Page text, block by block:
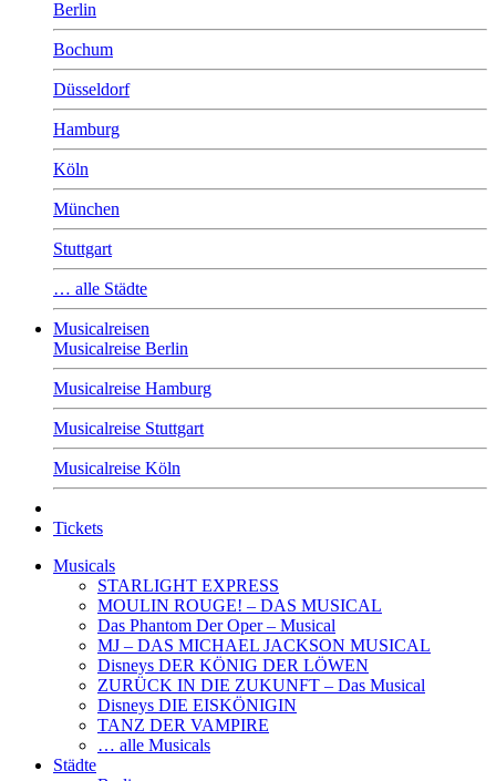
Berlin
Bochum
Düsseldorf
Hamburg
Köln
München
Stuttgart
… alle Städte
Musicalreisen
Musicalreise Berlin
Musicalreise Hamburg
Musicalreise Stuttgart
Musicalreise Köln
Tickets
Musicals
STARLIGHT EXPRESS
MOULIN ROUGE! – DAS MUSICAL
Das Phantom Der Oper – Musical
MJ – DAS MICHAEL JACKSON MUSICAL
Disneys DER KÖNIG DER LÖWEN
ZURÜCK IN DIE ZUKUNFT – Das Musical
Disneys DIE EISKÖNIGIN
TANZ DER VAMPIRE
… alle Musicals
Städte